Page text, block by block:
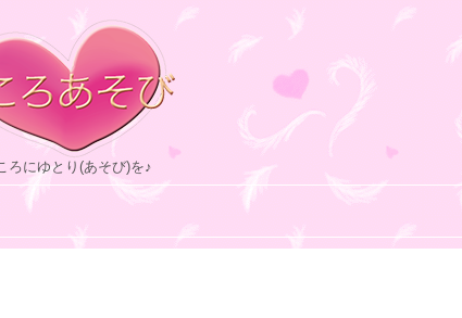
ろにゆとり(あそび)を♪